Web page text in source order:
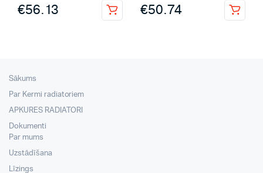
€56.13 €50.74
Sākums
Par Kermi radiatoriem
APKURES RADIATORI
Dokumenti
Par mums
Uzstādīšana
Līzings